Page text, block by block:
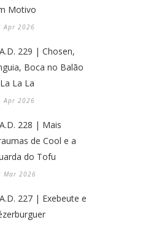
Motivo
Apr 2026
229 | Chosen,
Boca no Balão
La La
Apr 2026
228 | Mais
de Cool e a
do Tofu
Mar 2026
227 | Exebeute e